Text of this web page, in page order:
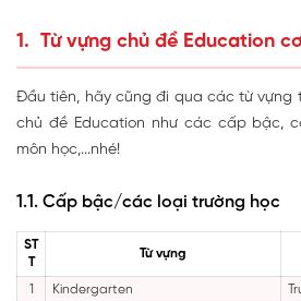
1. Từ vựng chủ đề Education
Đầu tiên, hãy cũng đi qua các từ vựng
chủ đề Education như các cấp bậc,
môn học,...nhé!
1.1. Cấp bậc/các loại trường học
ST
T
Từ vựng
1 Kindergarten